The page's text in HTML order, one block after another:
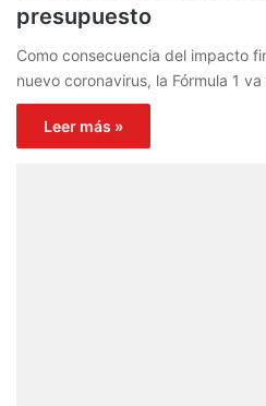
presupuesto
Como consecuencia del impacto
nuevo coronavirus, la Fórmula 1
Leer más »